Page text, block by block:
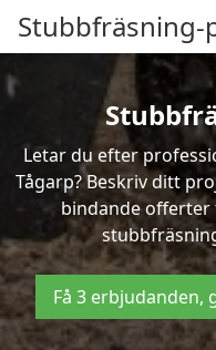
Stubbfräsning-
Letar du efter
Tågarp? Beskriv ditt
bindande
Få 3